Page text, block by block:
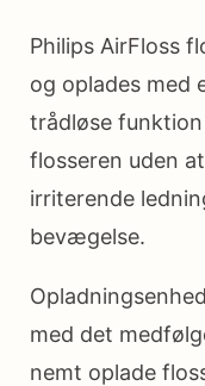
Philips AirFloss
og oplades med
trådløse
flosseren uden
irriterende
bevægelse.
med det
nemt oplade